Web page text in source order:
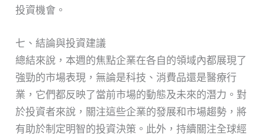
投資機會。
七、結論與投資建議
總結來說，本週的焦點企業在各自的領域內都展現了
強勁的市場表現，無論是科技、消費品還是醫療行
業，它們都反映了當前市場的動態及未來的潛力。對
於投資者來說，關注這些企業的發展和市場趨勢，將
有助於制定明智的投資決策。此外，持續關注全球經